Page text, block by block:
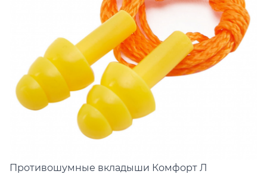
Противошумные вкладыши Комфорт Л